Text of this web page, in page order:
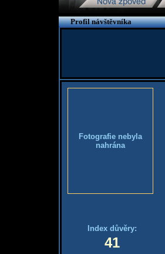
Profil návštěvníka
Fotografie nebyla
nahrána
Index důvěry:
41